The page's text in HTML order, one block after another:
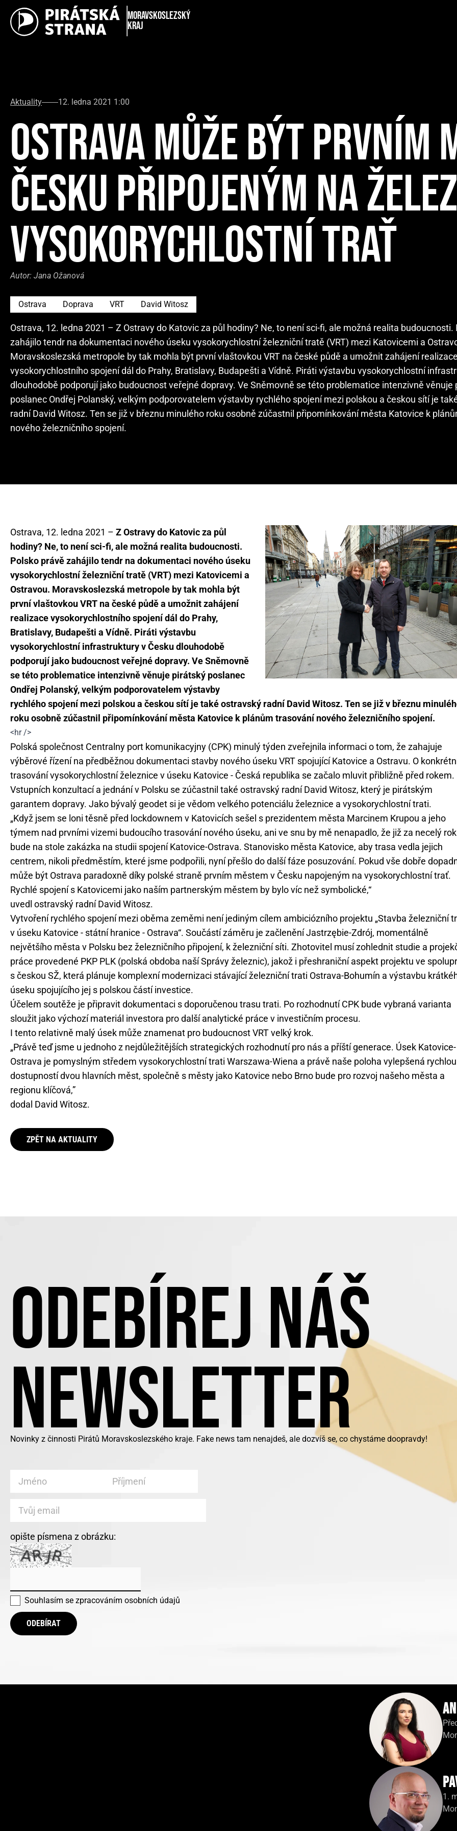
Moravskoslezský
kraj
Aktuality 12. ledna 2021 1:00
OSTRAVA MŮŽE BÝT PRVNÍM
ČESKU PŘIPOJENÝM NA
VYSOKORYCHLOSTNÍ TRAŤ
Autor: Jana Ožanová
Ostrava Doprava VRT David Witosz
Ostrava, 12. ledna 2021 – Z Ostravy do Katovic za půl hodiny? Ne, to není sci-fi, ale možná realita budoucnosti.
zahájilo tendr na dokumentaci nového úseku vysokorychlostní železniční tratě (VRT) mezi Katovicemi a
Moravskoslezská metropole by tak mohla být první vlaštovkou VRT na české půdě a umožnit zahájení realizace
vysokorychlostního spojení dál do Prahy, Bratislavy, Budapešti a Vídně. Piráti výstavbu vysokorychlostní
dlouhodobě podporují jako budoucnost veřejné dopravy. Ve Sněmovně se této problematice intenzivně věnuje
poslanec Ondřej Polanský, velkým podporovatelem výstavby rychlého spojení mezi polskou a českou sítí je
radní David Witosz. Ten se již v březnu minulého roku osobně zúčastnil připomínkování města Katovice k
nového železničního spojení.
Ostrava, 12. ledna 2021 – Z Ostravy do Katovic za půl
hodiny? Ne, to není sci-fi, ale možná realita budoucnosti.
Polsko právě zahájilo tendr na dokumentaci nového úseku
vysokorychlostní železniční tratě (VRT) mezi Katovicemi a
Ostravou. Moravskoslezská metropole by tak mohla být
první vlaštovkou VRT na české půdě a umožnit zahájení
realizace vysokorychlostního spojení dál do Prahy,
Bratislavy, Budapešti a Vídně. Piráti výstavbu
vysokorychlostní infrastruktury v Česku dlouhodobě
podporují jako budoucnost veřejné dopravy. Ve Sněmovně
se této problematice intenzivně věnuje pirátský poslanec
Ondřej Polanský, velkým podporovatelem výstavby
rychlého spojení mezi polskou a českou sítí je také ostravský radní David Witosz. Ten se již v březnu
roku osobně zúčastnil připomínkování města Katovice k plánům trasování nového železničního spojení.
<hr />
Polská společnost Centralny port komunikacyjny (CPK) minulý týden zveřejnila informaci o tom, že zahajuje
výběrové řízení na předběžnou dokumentaci stavby nového úseku VRT spojující Katovice a Ostravu. O
trasování vysokorychlostní železnice v úseku Katovice - Česká republika se začalo mluvit přibližně před rokem.
Vstupních konzultací a jednání v Polsku se zúčastnil také ostravský radní David Witosz, který je pirátským
garantem dopravy. Jako bývalý geodet si je vědom velkého potenciálu železnice a vysokorychlostní trati.
„Když jsem se loni těsně před lockdownem v Katovicích sešel s prezidentem města Marcinem Krupou a jeho
týmem nad prvními vizemi budoucího trasování nového úseku, ani ve snu by mě nenapadlo, že již za necelý rok
bude na stole zakázka na studii spojení Katovice-Ostrava. Stanovisko města Katovice, aby trasa vedla jejich
centrem, nikoli předměstím, které jsme podpořili, nyní přešlo do další fáze posuzování. Pokud vše dobře
může být Ostrava paradoxně díky polské straně prvním městem v Česku napojeným na vysokorychlostní trať.
Rychlé spojení s Katovicemi jako naším partnerským městem by bylo víc než symbolické,“
uvedl ostravský radní David Witosz.
Vytvoření rychlého spojení mezi oběma zeměmi není jediným cílem ambiciózního projektu „Stavba železniční
v úseku Katovice - státní hranice - Ostrava“. Součástí záměru je začlenění Jastrzębie-Zdrój, momentálně
největšího města v Polsku bez železničního připojení, k železniční síti. Zhotovitel musí zohlednit studie a
práce provedené PKP PLK (polská obdoba naší Správy železnic), jakož i přeshraniční aspekt projektu ve
s českou SŽ, která plánuje komplexní modernizaci stávající železniční trati Ostrava-Bohumín a výstavbu
úseku spojujícího jej s polskou částí investice.
Účelem soutěže je připravit dokumentaci s doporučenou trasu trati. Po rozhodnutí CPK bude vybraná varianta
sloužit jako výchozí materiál investora pro další analytické práce v investičním procesu.
I tento relativně malý úsek může znamenat pro budoucnost VRT velký krok.
„Právě teď jsme u jednoho z nejdůležitějších strategických rozhodnutí pro nás a příští generace. Úsek Katovice-
Ostrava je pomyslným středem vysokorychlostní trati Warszawa-Wiena a právě naše poloha vylepšená rychlou
dostupností dvou hlavních měst, společně s městy jako Katovice nebo Brno bude pro rozvoj našeho města a
regionu klíčová,”
dodal David Witosz.
ZPĚT NA AKTUALITY
ODEBÍREJ NÁŠ
NEWSLETTER
Novinky z činnosti Pirátů Moravskoslezského kraje. Fake news tam nenajdeš, ale dozvíš se, co chystáme doopravdy!
opište písmena z obrázku:
Souhlasím se zpracováním osobních údajů
ODEBÍRAT
1.